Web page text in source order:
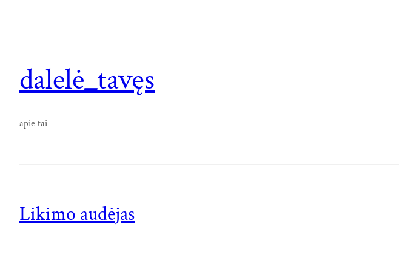
dalelė_tavęs
apie tai
Likimo audėjas